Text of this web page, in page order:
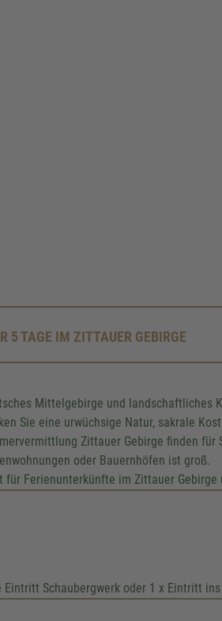
5 TAGE IM ZITTAUER GEBIRGE
Mittelgebirge und landschaftliches
Sie eine urwüchsige Natur, sakrale
Zittauer Gebirge finden für
oder Bauernhöfen ist groß.
für Ferienunterkünfte im Zittauer Gebirge
Eintritt Schaubergwerk oder 1 x Eintritt